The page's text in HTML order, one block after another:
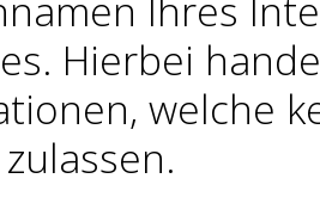
Hierbei
welche